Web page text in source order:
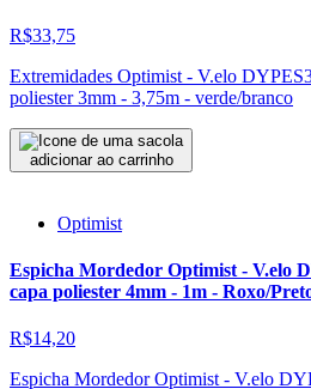
R$33,75
Extremidades Optimist - V.elo
poliester 3mm - 3,75m - verde/branco
adicionar ao carrinho
Optimist
Espicha Mordedor Optimist - V.elo
capa poliester 4mm - 1m - Roxo/
R$14,20
Espicha Mordedor Optimist - V.elo